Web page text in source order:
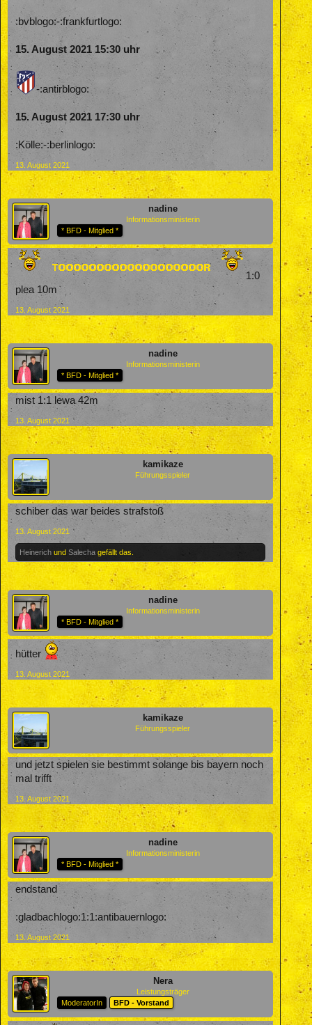
:bvblogo:-:frankfurtlogo:
15. August 2021 15:30 uhr
-:antirblogo:
15. August 2021 17:30 uhr
:Kölle:-:berlinlogo:
13. August 2021
nadine
Informationsministerin
* BFD - Mitglied *
1:0
plea 10m
13. August 2021
nadine
Informationsministerin
* BFD - Mitglied *
mist 1:1 lewa 42m
13. August 2021
kamikaze
Führungsspieler
schiber das war beides strafstoß
13. August 2021
Heinerich und Salecha gefällt das.
nadine
Informationsministerin
* BFD - Mitglied *
hütter
13. August 2021
kamikaze
Führungsspieler
und jetzt spielen sie bestimmt solange bis bayern noch
mal trifft
13. August 2021
nadine
Informationsministerin
* BFD - Mitglied *
endstand
:gladbachlogo:1:1:antibauernlogo:
13. August 2021
Nera
Leistungsträger
ModeratorIn
BFD - Vorstand